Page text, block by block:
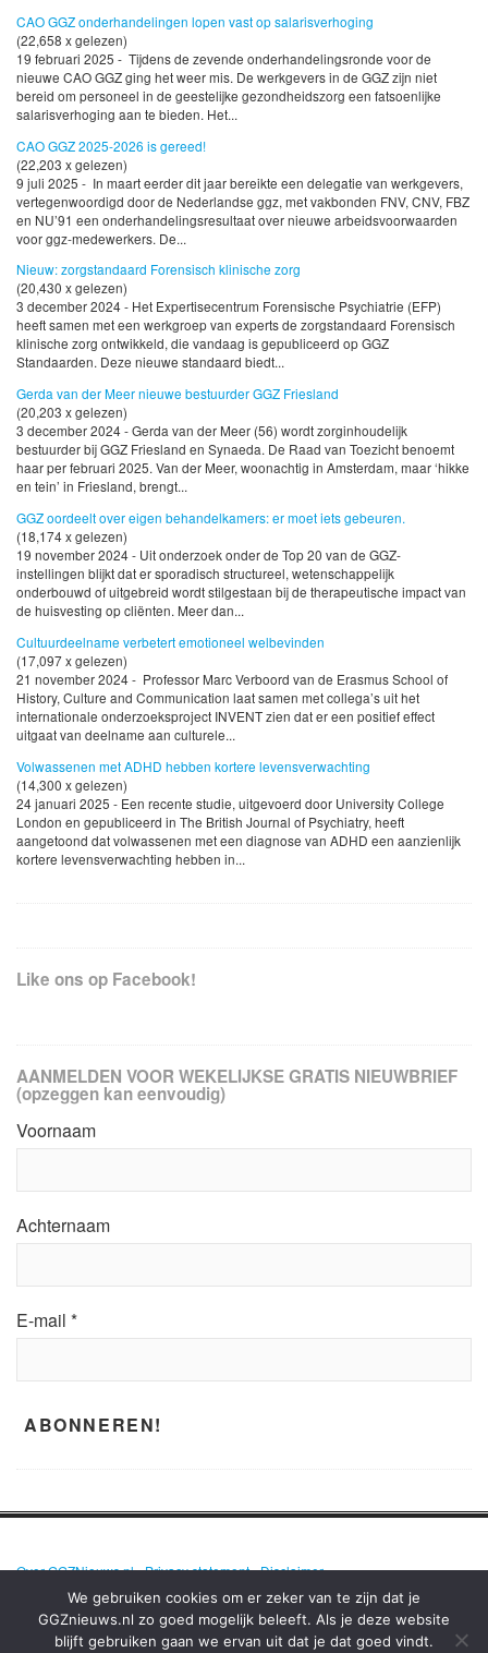
CAO GGZ onderhandelingen lopen vast op salarisverhoging
(22,658 x gelezen)
19 februari 2025 - Tijdens de zevende onderhandelingsronde voor de
nieuwe CAO GGZ ging het weer mis. De werkgevers in de GGZ zijn niet
bereid om personeel in de geestelijke gezondheidszorg een fatsoenlijke
salarisverhoging aan te bieden. Het...
CAO GGZ 2025-2026 is gereed!
(22,203 x gelezen)
9 juli 2025 - In maart eerder dit jaar bereikte een delegatie van werkgevers,
vertegenwoordigd door de Nederlandse ggz, met vakbonden FNV, CNV, FBZ
en NU’91 een onderhandelingsresultaat over nieuwe arbeidsvoorwaarden
voor ggz-medewerkers. De...
Nieuw: zorgstandaard Forensisch klinische zorg
(20,430 x gelezen)
3 december 2024 - Het Expertisecentrum Forensische Psychiatrie (EFP)
heeft samen met een werkgroep van experts de zorgstandaard Forensisch
klinische zorg ontwikkeld, die vandaag is gepubliceerd op GGZ
Standaarden. Deze nieuwe standaard biedt...
Gerda van der Meer nieuwe bestuurder GGZ Friesland
(20,203 x gelezen)
3 december 2024 - Gerda van der Meer (56) wordt zorginhoudelijk
bestuurder bij GGZ Friesland en Synaeda. De Raad van Toezicht benoemt
haar per februari 2025. Van der Meer, woonachtig in Amsterdam, maar ‘hikke
en tein’ in Friesland, brengt...
GGZ oordeelt over eigen behandelkamers: er moet iets gebeuren.
(18,174 x gelezen)
19 november 2024 - Uit onderzoek onder de Top 20 van de GGZ-
instellingen blijkt dat er sporadisch structureel, wetenschappelijk
onderbouwd of uitgebreid wordt stilgestaan bij de therapeutische impact van
de huisvesting op cliënten. Meer dan...
Cultuurdeelname verbetert emotioneel welbevinden
(17,097 x gelezen)
21 november 2024 - Professor Marc Verboord van de Erasmus School of
History, Culture and Communication laat samen met collega’s uit het
internationale onderzoeksproject INVENT zien dat er een positief effect
uitgaat van deelname aan culturele...
Volwassenen met ADHD hebben kortere levensverwachting
(14,300 x gelezen)
24 januari 2025 - Een recente studie, uitgevoerd door University College
London en gepubliceerd in The British Journal of Psychiatry, heeft
aangetoond dat volwassenen met een diagnose van ADHD een aanzienlijk
kortere levensverwachting hebben in...
Like ons op Facebook!
AANMELDEN VOOR WEKELIJKSE GRATIS NIEUWBRIEF
(opzeggen kan eenvoudig)
Voornaam
Achternaam
E-mail *
Over GGZNieuws.nl•Privacy statement•Disclaimer
We gebruiken cookies om er zeker van te zijn dat je
GGZnieuws.nl zo goed mogelijk beleeft. Als je deze website
blijft gebruiken gaan we ervan uit dat je dat goed vindt.